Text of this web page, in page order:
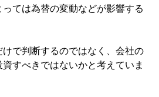
ては為替の変動などが影響する
で判断するのではなく、会社の
すべきではないかと考えていま